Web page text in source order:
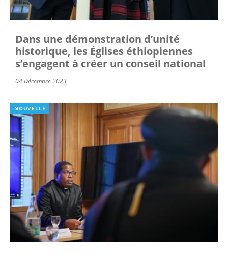
Dans une démonstration d’unité
historique, les Églises éthiopiennes
s’engagent à créer un conseil national
04 Décembre 2023
NOUVELLE